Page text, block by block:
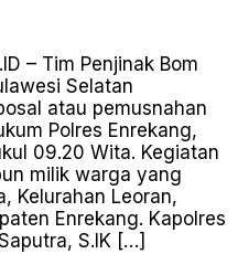
– Tim Penjinak Bom
Selatan
atau pemusnahan
Polres Enrekang,
09.20 Wita. Kegiatan
milik warga yang
Kelurahan Leoran,
Enrekang. Kapolres
S.IK […]